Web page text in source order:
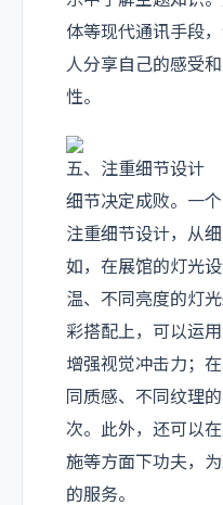
体等现代通讯手段
人分享自己的感受
性。
五、注重细节设计
细节决定成败。一
注重细节设计，从
如，在展馆的灯光
温、不同亮度的灯
彩搭配上，可以运
增强视觉冲击力；
同质感、不同纹理
次。此外，还可以
施等方面下功夫，
的服务。